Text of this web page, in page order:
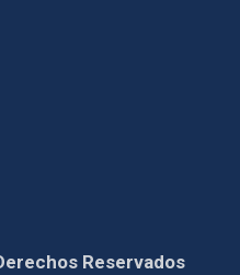
Reservados